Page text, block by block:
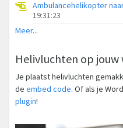
19:31:23
Meer...
Helivluchten op jouw
Je plaatst helivluchten
de embed code. Of als je
plugin!